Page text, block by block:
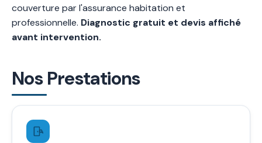
couverture par l'assurance habitation et
professionnelle. Diagnostic gratuit et devis affiché
avant intervention.
Nos Prestations